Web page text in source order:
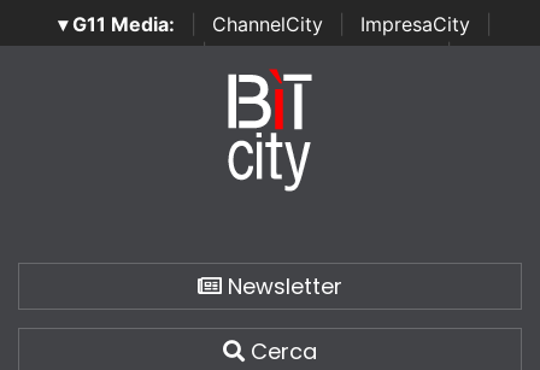
▾ G11 Media: ChannelCity ImpresaCity
SecurityOpenLab | Italian Channel Awards | Italian
Italian Security Awards
Newsletter
Cerca